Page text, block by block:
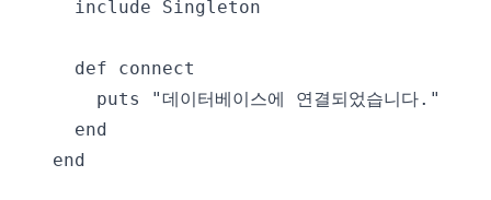
  include Singleton
  def connect
    puts "데이터베이스에 연결되었습니다."
  end
end